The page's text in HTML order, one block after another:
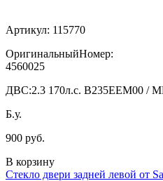
Артикул: 115770
ОригинальныйНомер:
4560025
ДВС:2.3 170л.с. В235ЕЕМ00 /
Б.у.
900 руб.
В корзину
Стекло двери задней левой от